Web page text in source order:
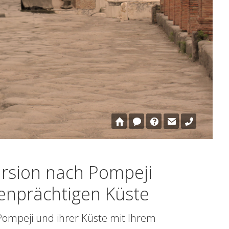
nach Pompeji und entlang der
nach Pompeji
Küste
und ihrer Küste mit Ihrem